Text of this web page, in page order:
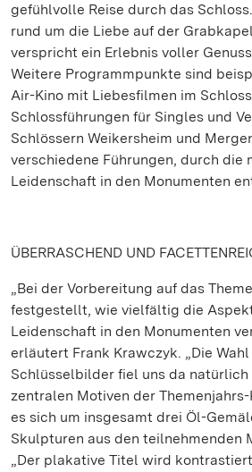
gefühlvolle Reise durch das
rund um die Liebe auf der
verspricht ein Erlebnis voller
Weitere Programmpunkte sind
Air-Kino mit Liebesfilmen im
Schlossführungen für Singles und
Schlössern Weikersheim und
verschiedene Führungen, durch die
Leidenschaft in den Monumenten
ÜBERRASCHEND UND
„Bei der Vorbereitung auf das
festgestellt, wie vielfältig die
Leidenschaft in den Monumenten
erläutert Frank Krawczyk. „Die
Schlüsselbilder fiel uns da natürlich
zentralen Motiven der
es sich um insgesamt drei Öl-
Skulpturen aus den teilnehmenden
„Der plakative Titel wird